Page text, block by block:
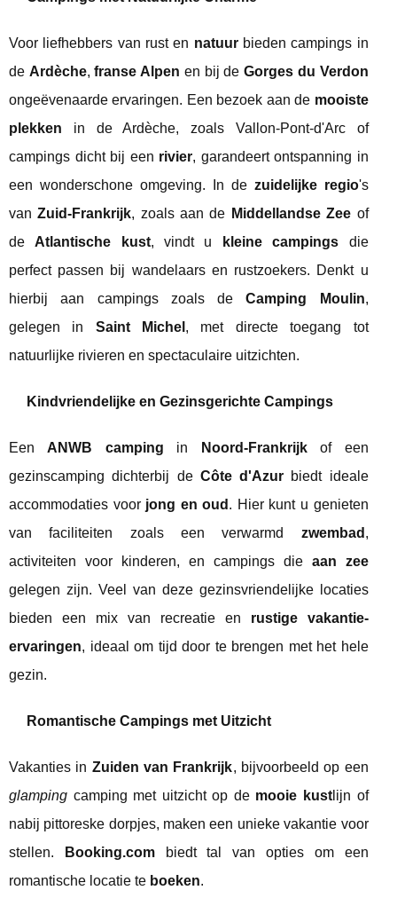
Voor liefhebbers van rust en natuurbieden campings in
de Ardèche,franse Alpen en bij deGorges du Verdon
ongeëvenaarde ervaringen. Een bezoek aan de mooiste
plekken in de Ardèche, zoals Vallon-Pont-d'Arc of
campings dicht bij een rivier, garandeert ontspanning in
een wonderschone omgeving. In de zuidelijke regio's
vanZuid-Frankrijk, zoals aan de Middellandse Zee of
de Atlantische kust, vindt u kleine campings die
perfect passen bij wandelaars en rustzoekers. Denkt u
hierbij aan campings zoals deCamping Moulin,
gelegen in Saint Michel , met directe toegang tot
natuurlijke rivieren en spectaculaire uitzichten.
Kindvriendelijke en Gezinsgerichte Campings
Een ANWB camping in Noord-Frankrijkof een
gezinscamping dichterbij de Côte d'Azur biedt ideale
accommodaties voor jong en oud . Hier kunt u genieten
van faciliteiten zoals een verwarmd zwembad ,
activiteiten voor kinderen, en campings die aan zee
gelegen zijn. Veel van deze gezinsvriendelijke locaties
bieden een mix van recreatie en rustige vakantie-
ervaringen, ideaal om tijd door te brengen met het hele
gezin.
Romantische Campings met Uitzicht
Vakanties in Zuiden van Frankrijk, bijvoorbeeld op een
glamping camping met uitzicht op de mooie kust lijn of
nabij pittoreske dorpjes, maken een unieke vakantie voor
stellen.
Booking.combiedt tal van opties om een
romantische locatie te boeken.